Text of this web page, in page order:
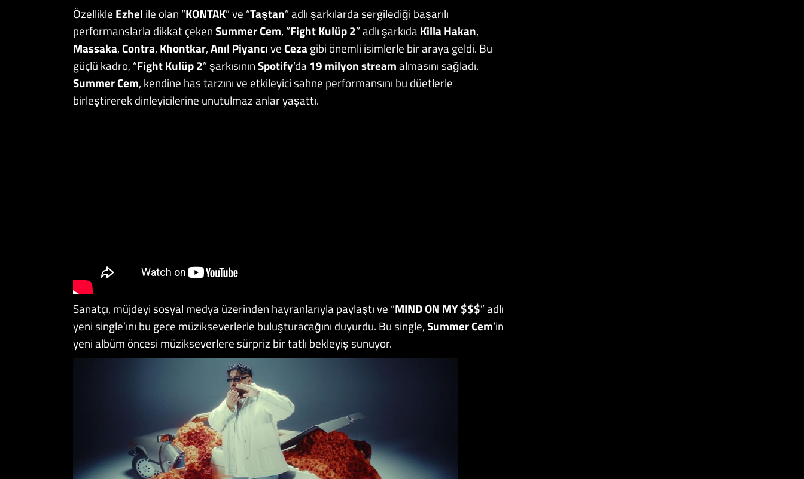
Özellikle Ezhel ile olan “KONTAK” ve “Taştan” adlı şarkılarda sergilediği başarılı
performanslarla dikkat çekenSummer Cem, “Fight Kulüp 2” adlı şarkıdaKilla Hakan,
Massaka,Contra, Khontkar,Anıl PiyancıveCeza gibi önemli isimlerle bir araya geldi. Bu
güçlü kadro, “Fight Kulüp 2” şarkısınınSpotify‘da19 milyon streamalmasını sağladı.
Summer Cem, kendine has tarzını ve etkileyici sahne performansını bu düetlerle
birleştirerek dinleyicilerine unutulmaz anlar yaşattı.
Sanatçı, müjdeyi sosyal medya üzerinden hayranlarıyla paylaştı ve “MIND ON MY $$$” adlı
yeni single’ını bu gece müzikseverlerle buluşturacağını duyurdu. Bu single,Summer Cem‘in
yeni albüm öncesi müzikseverlere sürpriz bir tatlı bekleyiş sunuyor.